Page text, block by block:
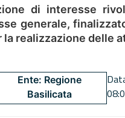
di interesse
generale,
realizzazione delle
Ente: Regione
Basilicata